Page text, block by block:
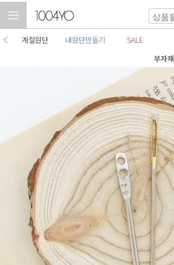
계절원단 내원단만들기 SALE
부자재